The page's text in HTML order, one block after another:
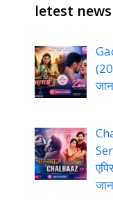
letest news